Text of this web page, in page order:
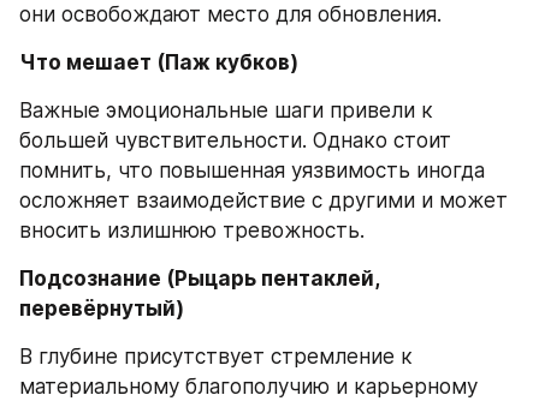
они освобождают место для обновления.
Что мешает (Паж кубков)
Важные эмоциональные шаги привели к
большей чувствительности. Однако стоит
помнить, что повышенная уязвимость иногда
осложняет взаимодействие с другими и может
вносить излишнюю тревожность.
Подсознание (Рыцарь пентаклей,
перевёрнутый)
В глубине присутствует стремление к
материальному благополучию и карьерному